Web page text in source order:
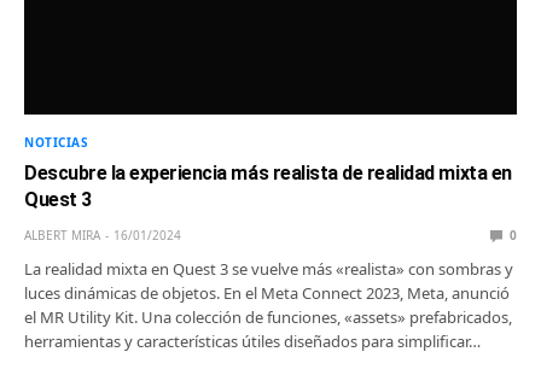
NOTICIAS
Descubre la experiencia más realista de realidad mixta en
Quest 3
ALBERT MIRA 16/01/2024 0
La realidad mixta en Quest 3 se vuelve más «realista» con sombras y
luces dinámicas de objetos. En el Meta Connect 2023, Meta, anunció
el MR Utility Kit. Una colección de funciones, «assets» prefabricados,
herramientas y características útiles diseñados para simplificar…